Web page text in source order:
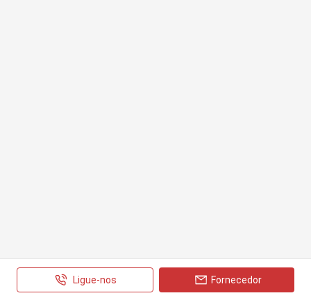
Ligue-nos Fornecedor